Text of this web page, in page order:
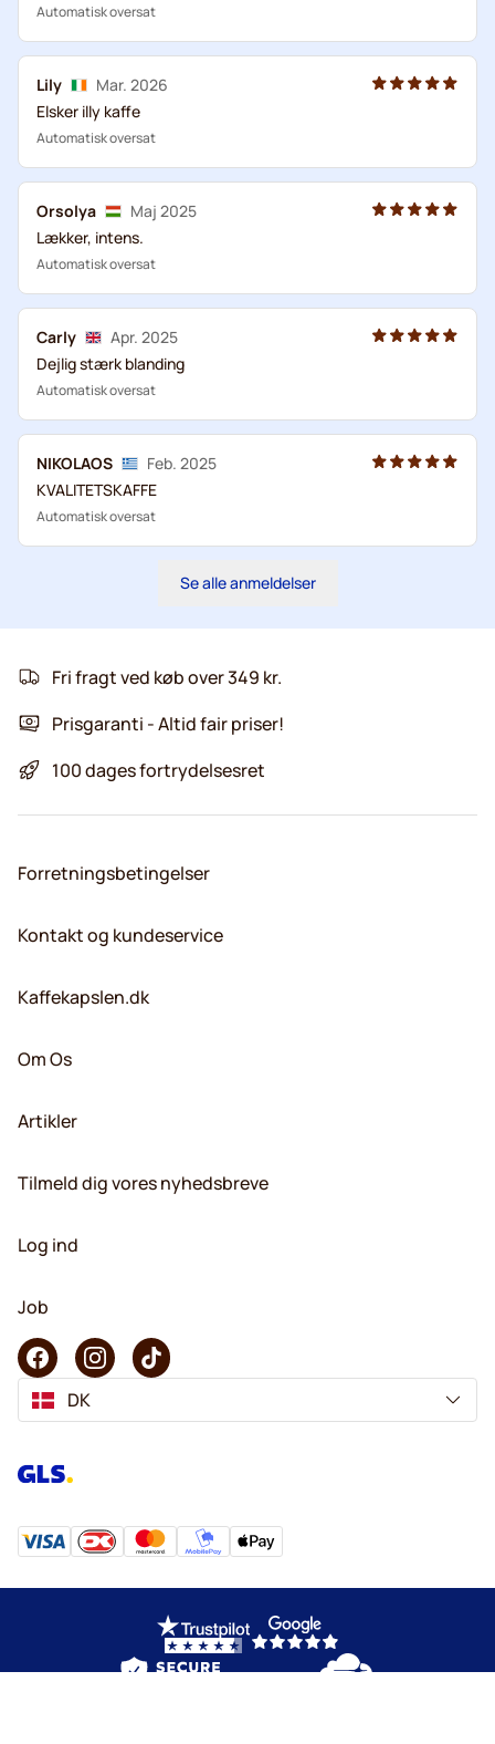
Automatisk oversat
Lily
Mar. 2026
Elsker illy kaffe
Automatisk oversat
Orsolya
Maj 2025
Lækker, intens.
Automatisk oversat
Carly
Apr. 2025
Dejlig stærk blanding
Automatisk oversat
NIKOLAOS
Feb. 2025
KVALITETSKAFFE
Automatisk oversat
Se alle anmeldelser
Fri fragt ved køb over 349 kr.
Prisgaranti - Altid fair priser!
100 dages fortrydelsesret
Forretningsbetingelser
Kontakt og kundeservice
Kaffekapslen.dk
Om Os
Artikler
Tilmeld dig vores nyhedsbreve
Log ind
Job
DK